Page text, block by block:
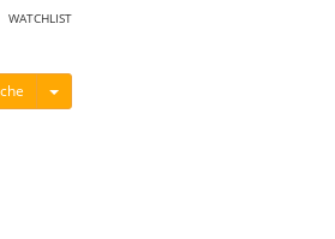
WATCHLIST
Menü ein-/ausblenden